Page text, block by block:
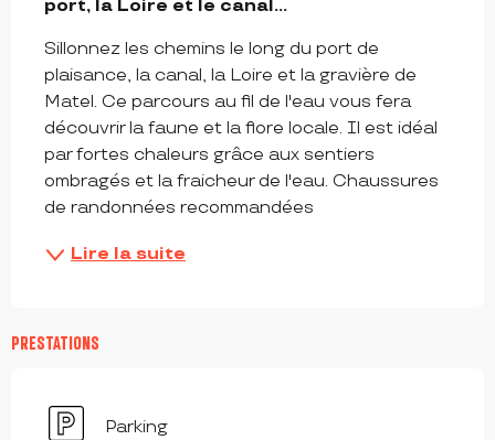
port, la Loire et le canal...
Sillonnez les chemins le long du port de
plaisance, la canal, la Loire et la gravière de
Matel. Ce parcours au fil de l'eau vous fera
découvrir la faune et la flore locale. Il est idéal
par fortes chaleurs grâce aux sentiers
ombragés et la fraicheur de l'eau. Chaussures
de randonnées recommandées
Lire la suite
PRESTATIONS
Parking